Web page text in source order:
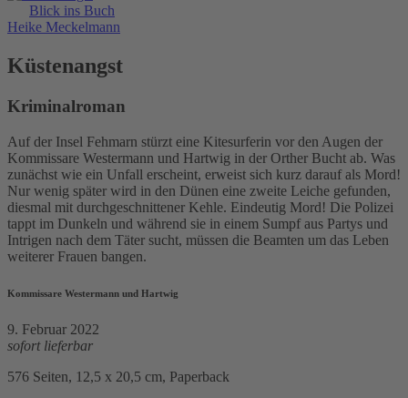
Blick ins Buch
Heike Meckelmann
Küstenangst
Kriminalroman
Auf der Insel Fehmarn stürzt eine Kitesurferin vor den Augen der
Kommissare Westermann und Hartwig in der Orther Bucht ab. Was
zunächst wie ein Unfall erscheint, erweist sich kurz darauf als Mord!
Nur wenig später wird in den Dünen eine zweite Leiche gefunden,
diesmal mit durchgeschnittener Kehle. Eindeutig Mord! Die Polizei
tappt im Dunkeln und während sie in einem Sumpf aus Partys und
Intrigen nach dem Täter sucht, müssen die Beamten um das Leben
weiterer Frauen bangen.
Kommissare Westermann und Hartwig
9. Februar 2022
sofort lieferbar
576 Seiten, 12,5 x 20,5 cm, Paperback